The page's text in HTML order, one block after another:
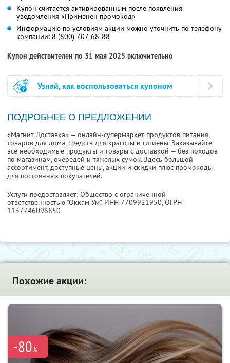
Купон считается активированным после появления
уведомления «Применен промокод»
Информацию по условиям акции можно уточнить по телефону
компании: 8 (800) 707-68-88
Купон действителен по 31 мая 2025 включительно
Узнай, как воспользоваться купоном
ПОДРОБНЕЕ О ПРЕДЛОЖЕНИИ
«Магнит Доставка» — онлайн-супермаркет продуктов питания,
товаров для дома, средств для красоты и гигиены. Заказывайте
все необходимые продукты и товары с доставкой — без походов
по магазинам, очередей и тяжёлых сумок. Здесь большой
ассортимент, доступные цены, акции и скидки плюс промокоды
для постоянных покупателей.
Услуги предоставляет: Общество с ограниченной
ответственностью "Оккам Ум", ИНН 7709921950, ОГРН
1137746096850
Похожие акции:
-80%